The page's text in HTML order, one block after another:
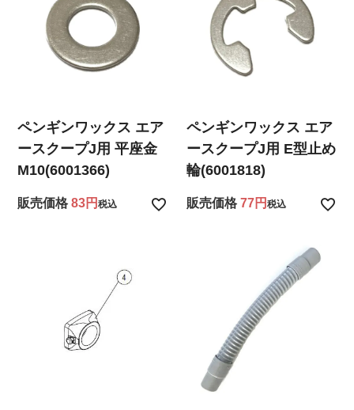
ペンギンワックス エア
ースクープJ用 平座金
M10(6001366)
販売価格 83 税込
ペンギンワックス エア
ースクープJ用 E型止め
輪(6001818)
販売価格 77 税込